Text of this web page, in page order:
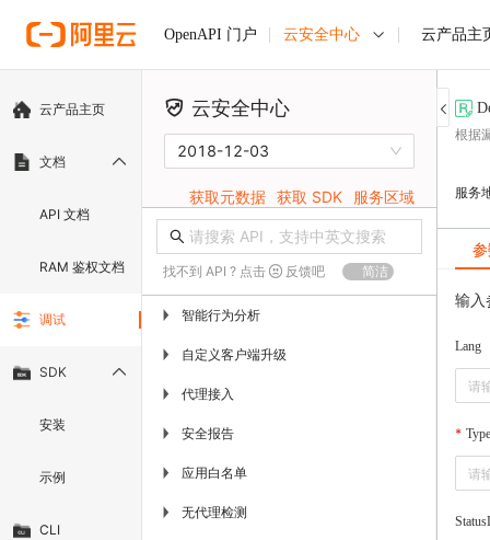
OpenAPI 门户 云安全中心 云产品主
云产品主页
文档
API 文档
RAM 鉴权文档
调试
SDK
安装
示例
CLI
云安全中心
2018-12-03
获取元数据 获取 SDK 服务区域
找不到 API ? 点击 反馈吧 简洁
▶ 智能行为分析
▶ 自定义客户端升级
▶ 代理接入
▶ 安全报告
▶ 应用白名单
▶ 无代理检测
根据
服务
输入
Lang
Type